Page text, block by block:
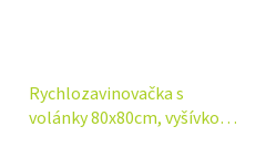
Rychlozavinovačka s
volánky 80x80cm, vyšívkou a